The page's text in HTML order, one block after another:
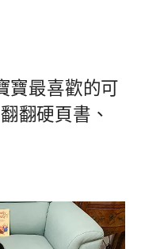
寶最喜歡的可
翻硬頁書、